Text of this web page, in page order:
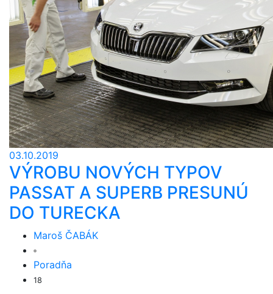
03.10.2019
VÝROBU NOVÝCH TYPOV
PASSAT A SUPERB PRESUNÚ
DO TURECKA
Maroš ČABÁK
Poradňa
18